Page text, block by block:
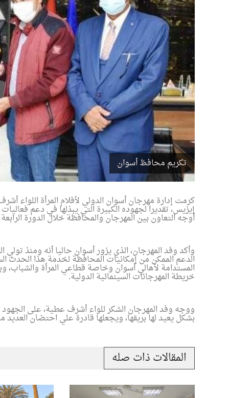
تكريم محافظ أسوان
كرمت إدارة مهرجان أسوان الدولي لأفلام المرأة اللواء
إيزيس، تقديرا لجهوده الكبيرة التي يبذلها في دعم
أوجه التعاون بين المهرجان والمحافظة خلال الدورة الرابعة
وأكد وفد المهرجان، الذي يزور أسوان حاليا أنه ومنذ
الدعم الممكن من إمكانيات المحافظة لخدمة هذا الحدث
المستدامة لأهالي أسوان وخاصة قطاعي المرأة
خريطة المهرجانات السينمائية الدولية.
ووجه وفد المهرجان الشكر للواء أشرف عطية، على
بشكل يعيد لها بريقها، ويجعلها قادرة علي احتضان
المقالات ذات صله